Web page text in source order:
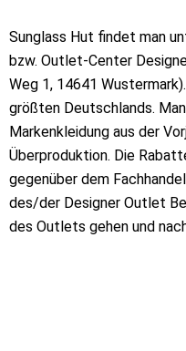
Sunglass Hut findet man
bzw. Outlet-Center
Weg 1, 14641
größten Deutschlands.
Markenkleidung aus der
Überproduktion. Die
gegenüber dem
des/der Designer Outlet
des Outlets gehen und